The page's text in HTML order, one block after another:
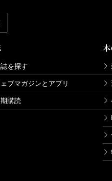
を探す
ブマガジンとアプリ
購読